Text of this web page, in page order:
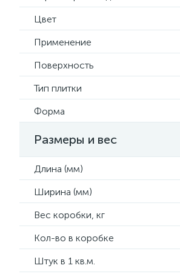
Цвет
Применение
Поверхность
Тип плитки
Форма
Размеры и вес
Длина (мм)
Ширина (мм)
Вес коробки, кг
Кол-во в коробке
Штук в 1 кв.м.